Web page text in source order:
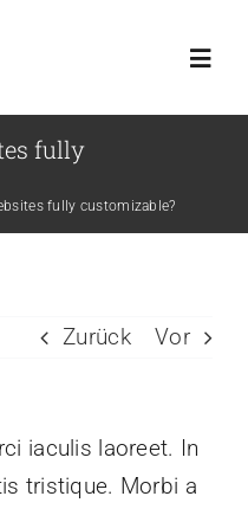
fully
fully customizable?
Zurück Vor
iaculis laoreet. In
tristique. Morbi a